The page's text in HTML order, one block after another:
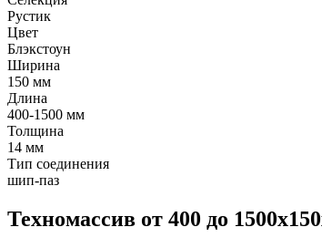
Рустик
Цвет
Блэкстоун
Ширина
150 мм
Длина
400-1500 мм
Толщина
14 мм
Тип соединения
шип-паз
Техномассив от 400 до